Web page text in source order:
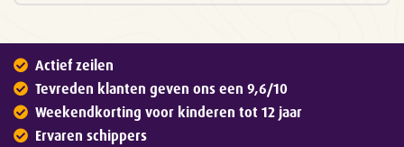
Actief zeilen
Tevreden klanten geven ons een 9,6/10
Weekendkorting voor kinderen tot 12 jaar
Ervaren schippers